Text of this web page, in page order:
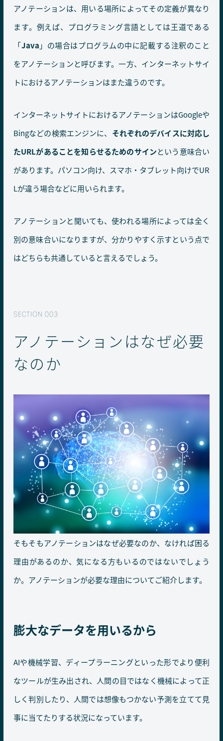
アノテーションは、用いる場所によってその定義が異なり
ます。例えば、プログラミング言語としては王道である
「Java 」の場合はプログラムの中に記載する注釈のこと
をアノテーションと呼びます。一方、インターネットサイ
トにおけるアノテーションはまた違うのです。
インターネットサイトにおけるアノテーションはGoogleや
Bingなどの検索エンジンに、 それぞれのデバイスに対応し
たURLがあることを知らせるためのサインという意味合い
があります。パソコン向け、スマホ・タブレット向けでUR
Lが違う場合などに用いられます。
アノテーションと聞いても、使われる場所によっては全く
別の意味合いになりますが、分かりやすく示すという点で
はどちらも共通していると言えるでしょう。
アノテーションはなぜ必要
なのか
そもそもアノテーションはなぜ必要なのか、なければ困る
理由があるのか、気になる方もいるのではないでしょう
か。アノテーションが必要な理由についてご紹介します。
膨大なデータを用いるから
AIや機械学習、ディープラーニングといった形でより便利
なツールが生み出され、人間の目ではなく機械によって正
しく判別したり、人間では想像もつかない予測を立てて見
事に当てたりする状況になっています。